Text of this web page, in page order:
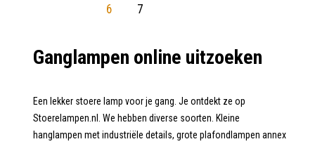
6 7
Ganglampen online uitzoeken
Een lekker stoere lamp voor je gang. Je ontdekt ze op
Stoerelampen.nl. We hebben diverse soorten. Kleine
hanglampen met industriële details, grote plafondlampen annex